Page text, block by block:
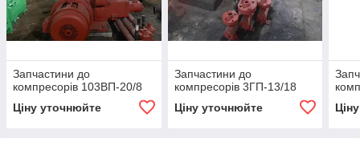
Запчастини до
компресорів 103ВП-20/8
Ціну уточнюйте
Запчастини до
компресорів 3ГП-13/18
Ціну уточнюйте